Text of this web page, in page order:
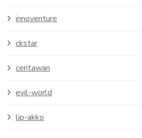
innoventure
ckstar
ceritawan
evil-world
lip-akko